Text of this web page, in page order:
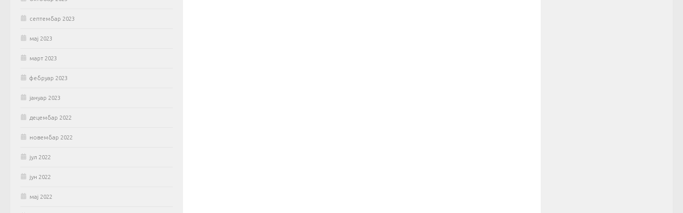
септембар 2023
мај 2023
март 2023
фебруар 2023
јануар 2023
децембар 2022
новембар 2022
јул 2022
јун 2022
мај 2022